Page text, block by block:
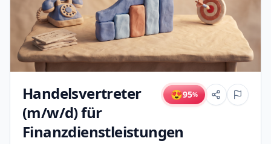
Handelsvertreter
(m/w/d) für
Finanzdienstleistungen
😍95%